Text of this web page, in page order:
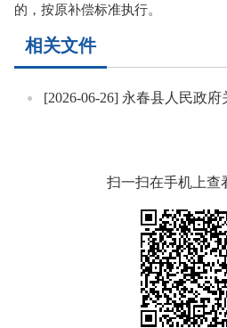
的，按原补偿标准执行。
相关文件
[2026-06-26] 永春县人民政府关于关于公布
扫一扫在手机上查